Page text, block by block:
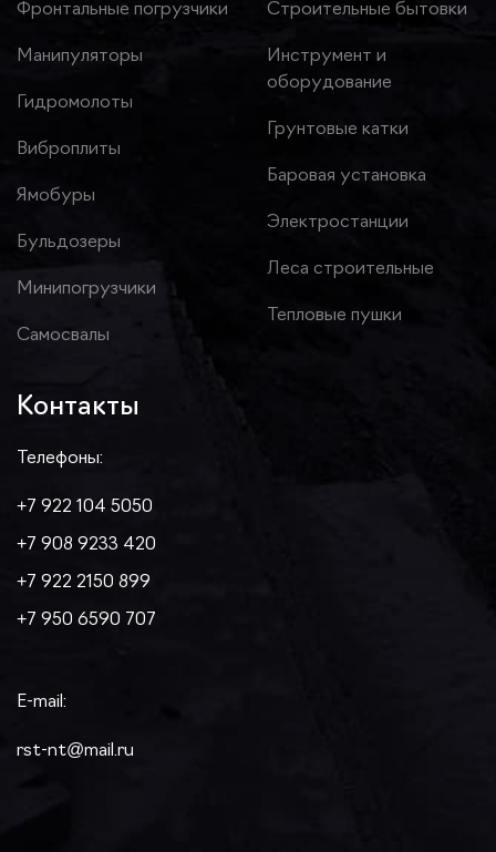
Фронтальные погрузчики
Манипуляторы
Гидромолоты
Виброплиты
Ямобуры
Бульдозеры
Минипогрузчики
Самосвалы
Строительные бытовки
Инструмент и
оборудование
Грунтовые катки
Баровая установка
Электростанции
Леса строительные
Тепловые пушки
Контакты
Телефоны:
+7 922 104 5050
+7 908 9233 420
+7 922 2150 899
+7 950 6590 707
E-mail:
rst-nt@mail.ru